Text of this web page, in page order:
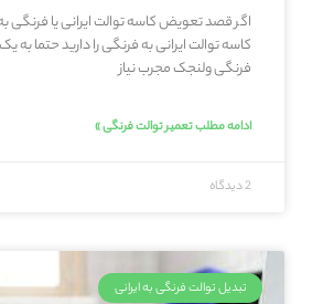
اگر قصد تعویض کاسه توالت ایرانی یا فرنگی
کاسه توالت ایرانی به فرنگی را دارید حتما به
فرنگی ولنجک مجرب نیاز
ادامه مطلب تعمیر توالت فرنگی »
2 دیدگاه
تبدیل توالت فرنگی به ایرانی